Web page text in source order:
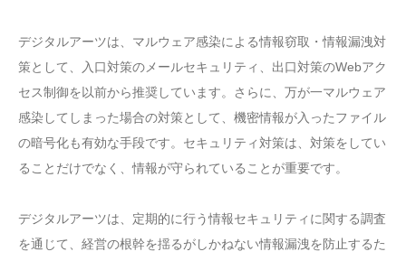
デジタルアーツは、マルウェア感染による情報窃取・情報漏洩対
策として、入口対策のメールセキュリティ、出口対策のWebアク
セス制御を以前から推奨しています。さらに、万が一マルウェア
感染してしまった場合の対策として、機密情報が入ったファイル
の暗号化も有効な手段です。セキュリティ対策は、対策をしてい
ることだけでなく、情報が守られていることが重要です。
デジタルアーツは、定期的に行う情報セキュリティに関する調査
を通じて、経営の根幹を揺るがしかねない情報漏洩を防止するた